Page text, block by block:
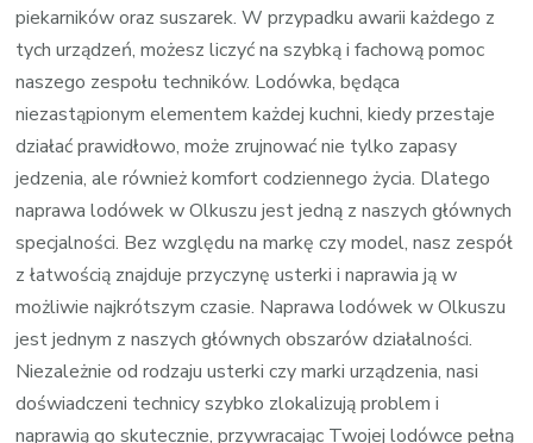
piekarników oraz suszarek. W przypadku awarii każdego z
tych urządzeń, możesz liczyć na szybką i fachową pomoc
naszego zespołu techników. Lodówka, będąca
niezastąpionym elementem każdej kuchni, kiedy przestaje
działać prawidłowo, może zrujnować nie tylko zapasy
jedzenia, ale również komfort codziennego życia. Dlatego
naprawa lodówek w Olkuszu jest jedną z naszych głównych
specjalności. Bez względu na markę czy model, nasz zespół
z łatwością znajduje przyczynę usterki i naprawia ją w
możliwie najkrótszym czasie. Naprawa lodówek w Olkuszu
jest jednym z naszych głównych obszarów działalności.
Niezależnie od rodzaju usterki czy marki urządzenia, nasi
doświadczeni technicy szybko zlokalizują problem i
naprawią go skutecznie, przywracając Twojej lodówce pełną